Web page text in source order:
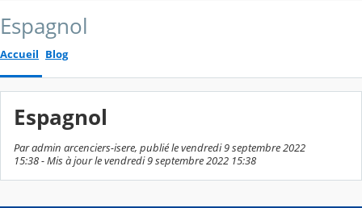
Espagnol
Accueil Blog
Espagnol
Par admin arcenciers-isere, publié le vendredi 9 septembre 2022
15:38 - Mis à jour le vendredi 9 septembre 2022 15:38